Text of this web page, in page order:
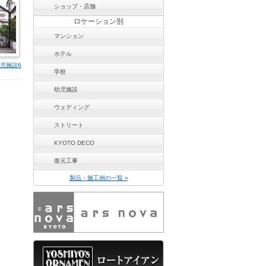
施設6
ショップ・店舗
ロケーション別
マンション
ホテル
学校
幼児施設
ウェディング
ストリート
KYOTO DECO
復元工事
製品・施工例の一覧 »